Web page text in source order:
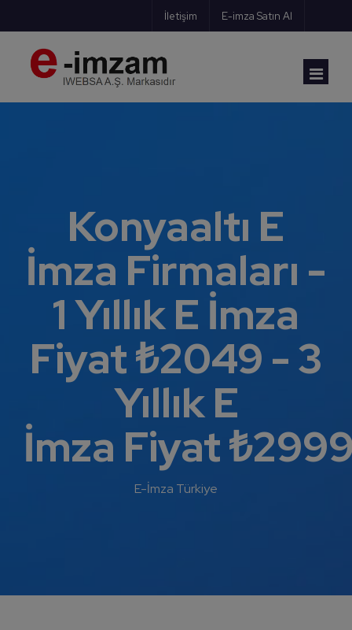
İletişim E-imza Satın Al
Kategoriler
E-İmza Türkiye
E İmza Bayilik Başvurusu
Konyaaltı E
İmza Firmaları -
1 Yıllık E İmza
Fiyat ₺2049 - 3
Yıllık E
İmza Fiyat
E-İmza Türkiye